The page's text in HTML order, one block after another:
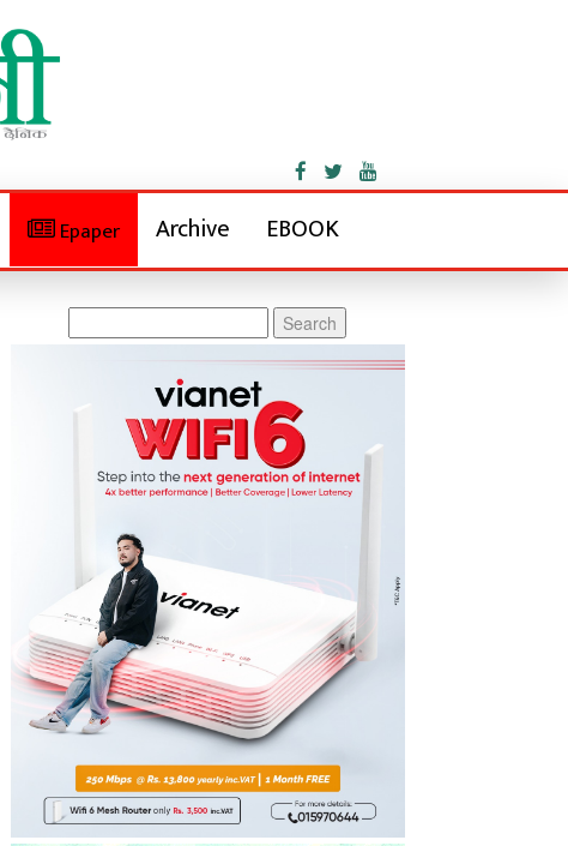
Epaper Archive EBOOK
for: